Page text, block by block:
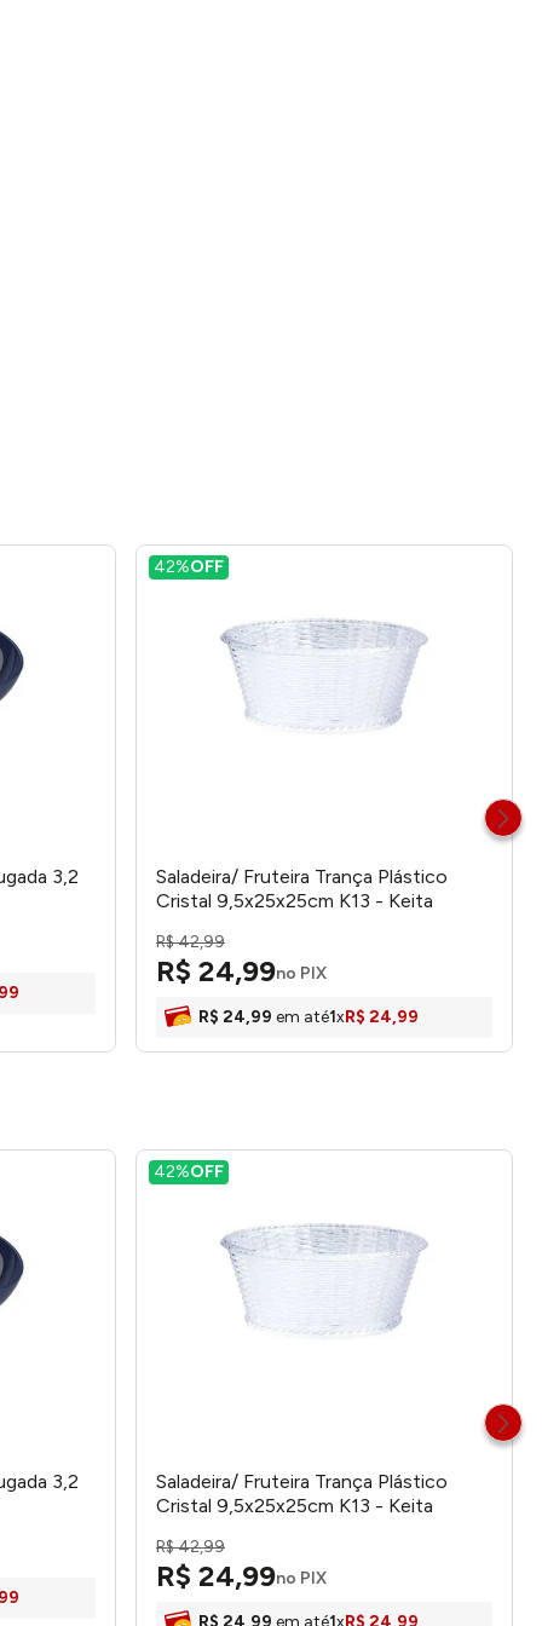
3,2
99
42%OFF
Saladeira/ Fruteira Trança Plástico
Cristal 9,5x25x25cm K13 - Keita
R$42,99
R$ 24,99no PIX
R$ 24,99 em até1xR$ 24,99
3,2
99
42%OFF
Saladeira/ Fruteira Trança Plástico
Cristal 9,5x25x25cm K13 - Keita
R$42,99
R$ 24,99no PIX
R$ 24,99 em até1xR$ 24,99